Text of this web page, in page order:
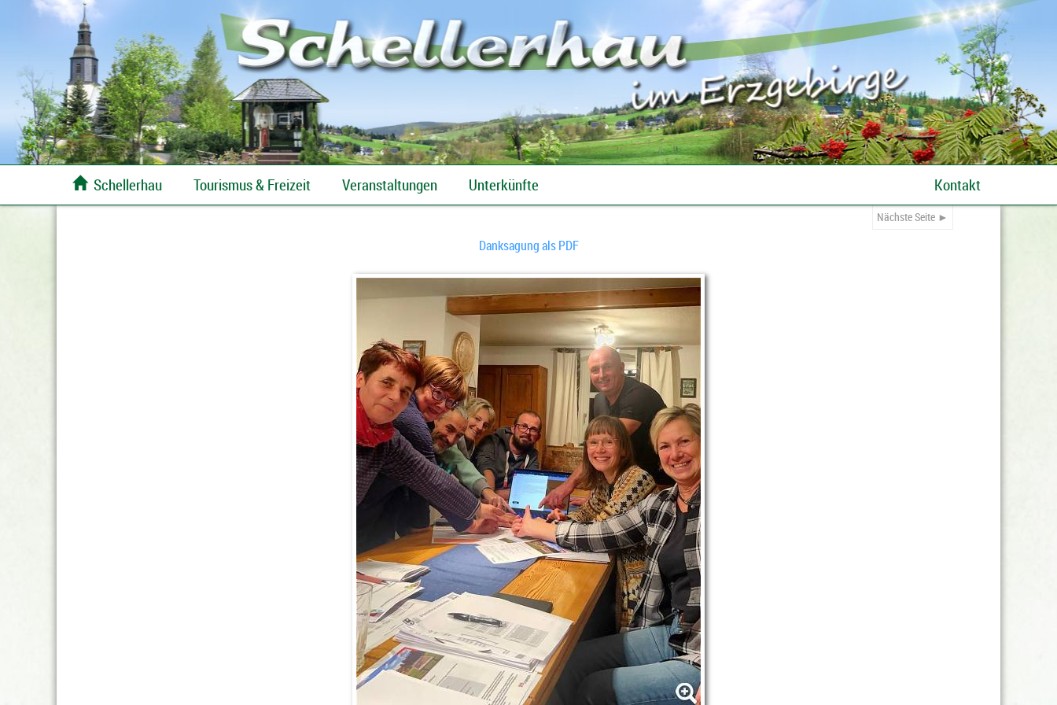
Nächste Seite ►
Danksagung als PDF
Schellerhau Tourismus & Freizeit Veranstaltungen Unterkünfte Kontakt